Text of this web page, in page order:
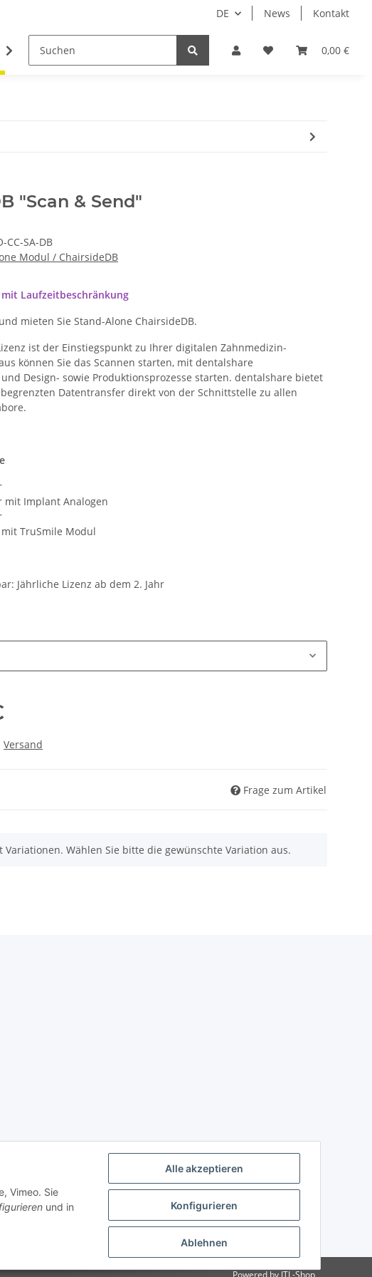
DE News Kontakt
0,00 €
Dental Droid Bundle Support
"Scan & Send"
CC-SA-DB
Modul / ChairsideDB
Laufzeitbeschränkung
mieten Sie Stand-Alone ChairsideDB.
ist der Einstiegspunkt zu Ihrer digitalen Zahnmedizin-
können Sie das Scannen starten, mit dentalshare
Design- sowie Produktionsprozesse starten. dentalshare bietet
Datentransfer direkt von der Schnittstelle zu allen
mit Implant Analogen
TruSmile Modul
Jährliche Lizenz ab dem 2. Jahr
Versand
Frage zum Artikel
Variationen. Wählen Sie bitte die gewünschte Variation aus.
Vimeo. Sie
und in
Alle akzeptieren
Konfigurieren
Ablehnen